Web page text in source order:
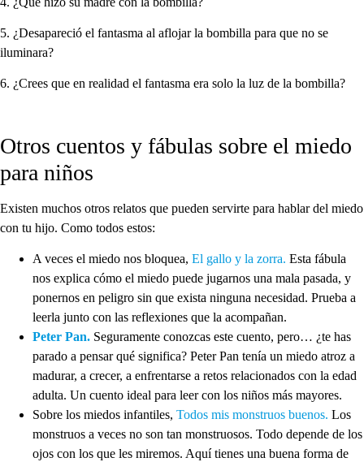
5. ¿Desapareció el fantasma al aflojar la bombilla para que no se
iluminara?
6. ¿Crees que en realidad el fantasma era solo la luz de la bombilla?
Otros cuentos y fábulas sobre el miedo
para niños
Existen muchos otros relatos que pueden servirte para hablar del miedo
con tu hijo. Como todos estos:
A veces el miedo nos bloquea, El gallo y la zorra. Esta fábula
nos explica cómo el miedo puede jugarnos una mala pasada, y
ponernos en peligro sin que exista ninguna necesidad. Prueba a
leerla junto con las reflexiones que la acompañan.
Peter Pan. Seguramente conozcas este cuento, pero… ¿te has
parado a pensar qué significa? Peter Pan tenía un miedo atroz a
madurar, a crecer, a enfrentarse a retos relacionados con la edad
adulta. Un cuento ideal para leer con los niños más mayores.
Sobre los miedos infantiles, Todos mis monstruos buenos. Los
monstruos a veces no son tan monstruosos. Todo depende de los
ojos con los que les miremos. Aquí tienes una buena forma de